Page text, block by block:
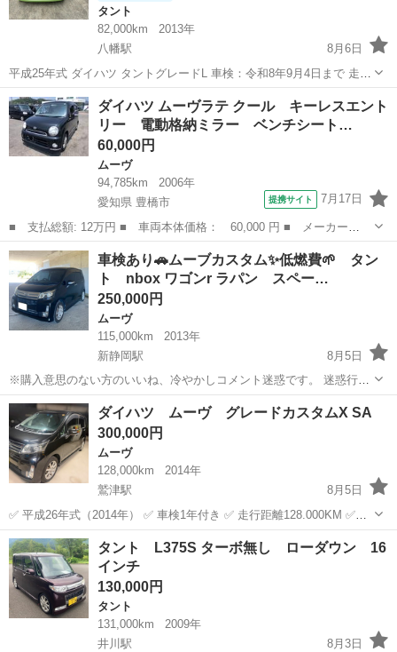
タント
82,000km
2013年
八幡駅
8月6日
平成25年式 ダイハツ タントグレードL 車検：令和8年9月4日まで 走行
距離：約82,000km（使用中のため多少増えます） 【装備】 ・カロッ
ツェリアナビ ・社外アルミホイール ・エコアイドル ・キーレス ・エ
アコ...
静岡 浜松市 八幡駅 タント
ダイハツ ムーヴラテ クール キーレスエント
リー 電動格納ミラー ベンチシート…
60,000円
ムーヴ
94,785km
2006年
愛知県 豊橋市
提携サイト 7月17日
■ 支払総額: 12万円 ■ 車両本体価格： 60,000 円 ■ メーカー
名： ダイハツ ■ 車種名： ムーヴラテ ■ グレード名： クー
ル キーレスエントリー 電動格納ミラー ベンチシート ＡＴ 盗
難防止システム ＡＢ...
愛知 豊橋市 ムーヴ
車検あり🚗ムーブカスタム✨低燃費🌱 タン
ト nbox ワゴンr ラパン スペー…
250,000円
ムーヴ
115,000km
2013年
新静岡駅
8月5日
※購入意思のない方のいいね、冷やかしコメント迷惑です。 迷惑行為
は即ブロックの対象です！ 現車確認可能ですが本気で購入意思がある
方のみとさせて頂きます！ プロフィール確認後お支払いお願い致しま
す。 エブリィda17vであれ...
静岡 静岡市 新静岡駅 ムーヴ nbox
ダイハツ ムーヴ グレードカスタムX SA
300,000円
ムーヴ
128,000km
2014年
鷲津駅
8月5日
✅ 平成26年式（2014年） ✅ 車検1年付き ✅ 走行距離128.000KM ✅オ
ートエアコン ✅スマートキー(プッシュスタート) ✅ヘッドライト
✅ECOシステム ✅ 整備済み ✅ クリーニング済み ✅ 1ヶ月または1...
静岡 湖西市 鷲津駅 走行距離
タント L375S ターボ無し ローダウン 16
インチ
130,000円
タント
131,000km
2009年
井川駅
8月3日